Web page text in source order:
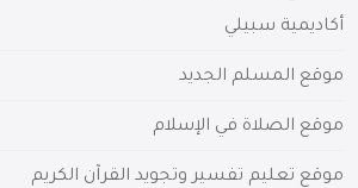
أكاديمية سبيلي
موقع المسلم الجديد
موقع الصلاة في الإسلام
موقع تعليم تفسير وتجويد القرآن الكريم